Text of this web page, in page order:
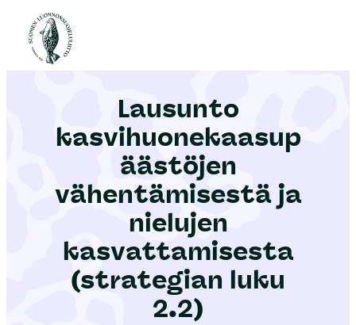
Etusivu
Lausunto
kasvihuonekaasup
äästöjen
vähentämisestä ja
nielujen
kasvattamisesta
(strategian luku
2.2)